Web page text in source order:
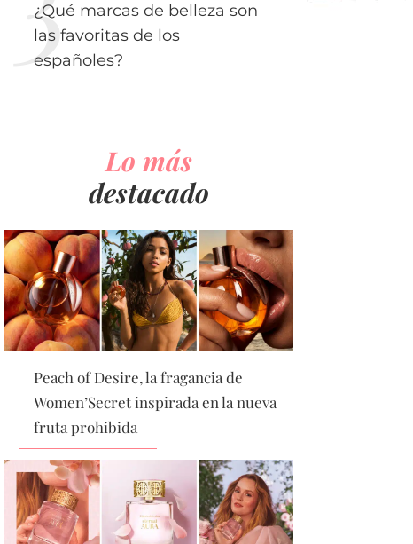
¿Qué marcas de belleza son
las favoritas de los
españoles?
Lo más
destacado
Peach of Desire, la fragancia de
Women’Secret inspirada en la nueva
fruta prohibida